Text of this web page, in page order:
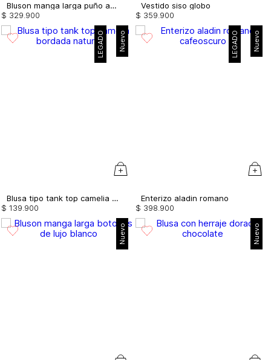
Bluson manga larga puño ancho bordado
$ 329.900
Vestido siso globo
$ 359.900
Nuevo
LEGADO
Blusa tipo tank top camelia bordada
$ 139 900
Nuevo
LEGADO
Enterizo aladin romano
$ 398 900
Nuevo Nuevo